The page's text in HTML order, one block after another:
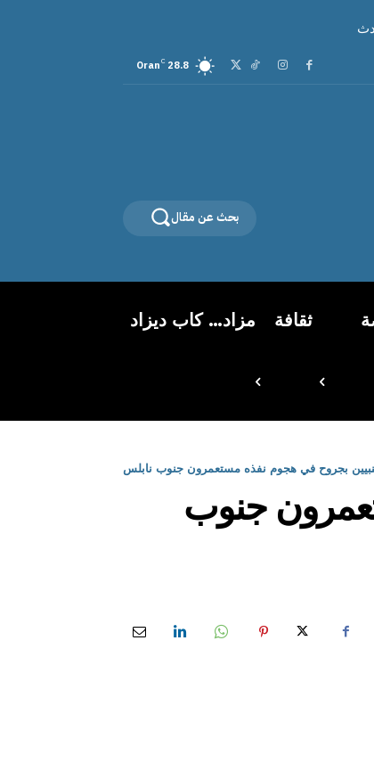
28.8
C
Oran
بحث عن مقال
ثقافة مزاد… كاب ديزاد
بجروح في هجوم نفذه مستعمرون جنوب نابلس
جنوب